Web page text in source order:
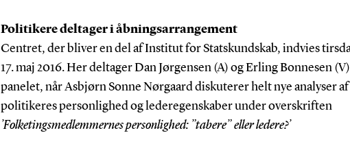
Politikere deltager i åbningsarrangement
Centret, der bliver en del af Institut for Statskundskab, indvies
17. maj 2016. Her deltager Dan Jørgensen (A) og Erling Bonnesen
panelet, når Asbjørn Sonne Nørgaard diskuterer helt nye analyser af
politikeres personlighed og lederegenskaber under overskriften
’Folketingsmedlemmernes personlighed: ”tabere” eller ledere?’